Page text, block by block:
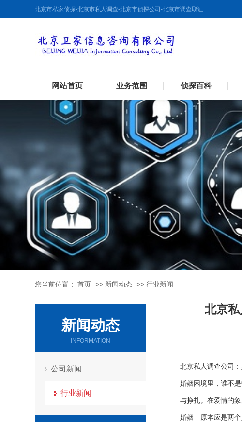
北京市私家侦探-北京市私人调查-北京市侦探公司-北京市调查取证
网站首页 业务范围 侦探百科
您当前位置： 首页 >> 新闻动态 >> 行业新闻
新闻动态
INFORMATION
公司新闻
行业新闻
北京
北京私人调查公司
婚姻困境里，谁不
与挣扎。在爱情的
婚姻，原本应是两